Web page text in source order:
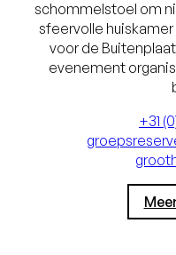
schommelstoel om
sfeervolle
voor de
evenement
+31